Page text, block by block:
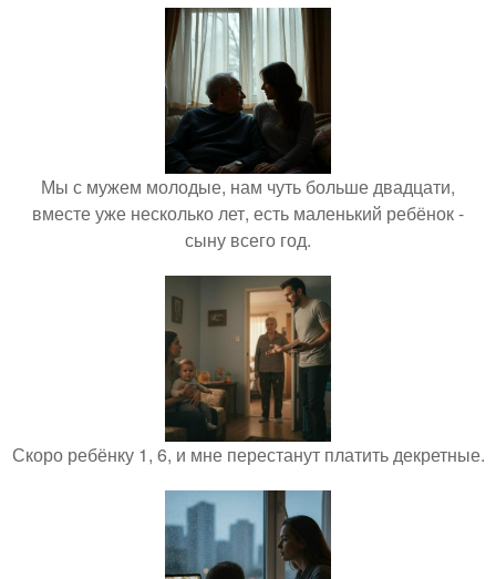
Мы с мужем молодые, нам чуть больше двадцати,
вместе уже несколько лет, есть маленький ребёнок -
сыну всего год.
Скоро ребёнку 1, 6, и мне перестанут платить декретные.